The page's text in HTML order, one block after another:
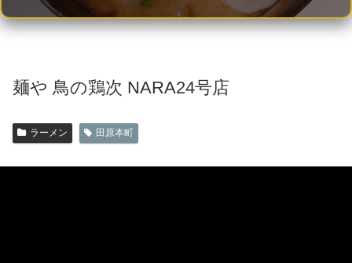
麺や 鳥の鶏次 NARA24号店
ラーメン 田原本町